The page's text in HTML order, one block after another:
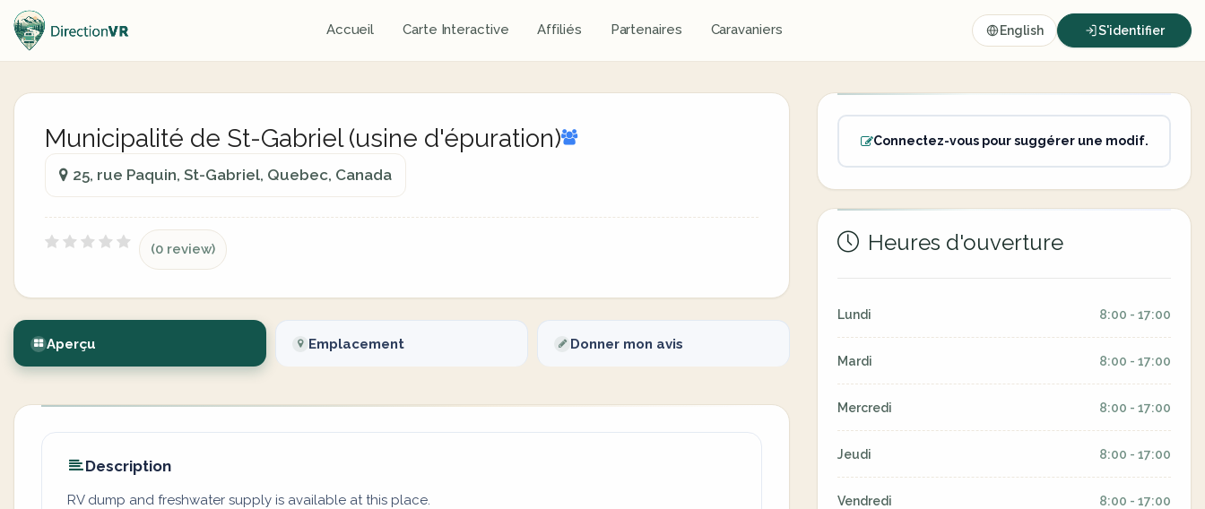
Accueil Carte Interactive Affiliés Partenaires Caravaniers English S'identifier
Municipalité de St-Gabriel (usine d'épuration)
25, rue Paquin, St-Gabriel, Quebec, Canada
(0 review)
Aperçu Emplacement Donner mon avis
Description
RV dump and freshwater supply is available at this place.
Connectez-vous pour suggérer une modif.
Heures d'ouverture
Lundi 8:00 - 17:00
Mardi 8:00 - 17:00
Mercredi 8:00 - 17:00
Jeudi 8:00 - 17:00
Vendredi 8:00 - 17:00